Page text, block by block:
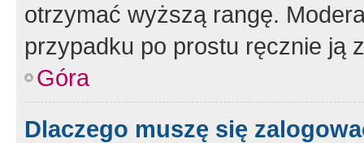
otrzymać wyższą rangę.
przypadku po prostu ręcznie ją
Góra
Dlaczego muszę się